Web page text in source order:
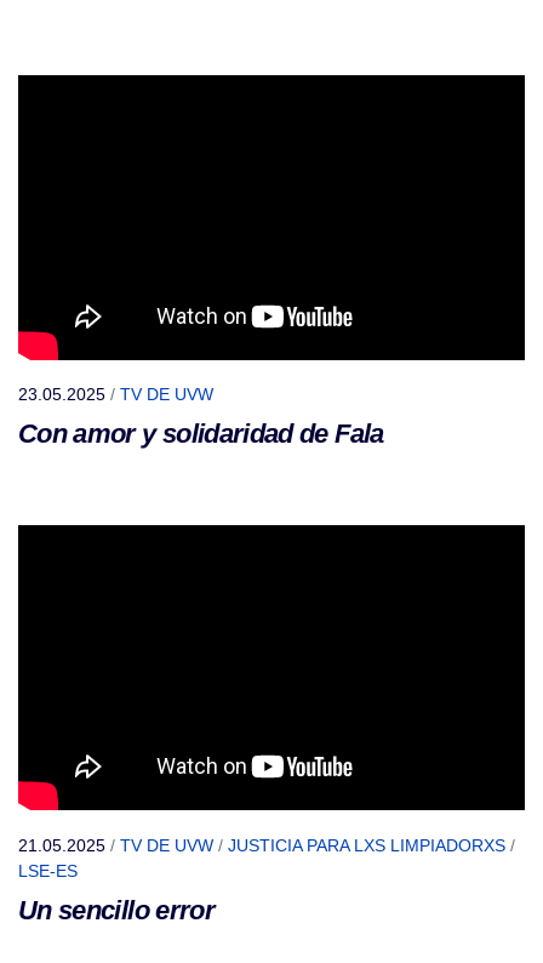
23.05.2025 / TV DE UVW
Con amor y solidaridad de Fala
21.05.2025 / TV DE UVW / JUSTICIA PARA LXS LIMPIADORXS /
LSE-ES
Un sencillo error